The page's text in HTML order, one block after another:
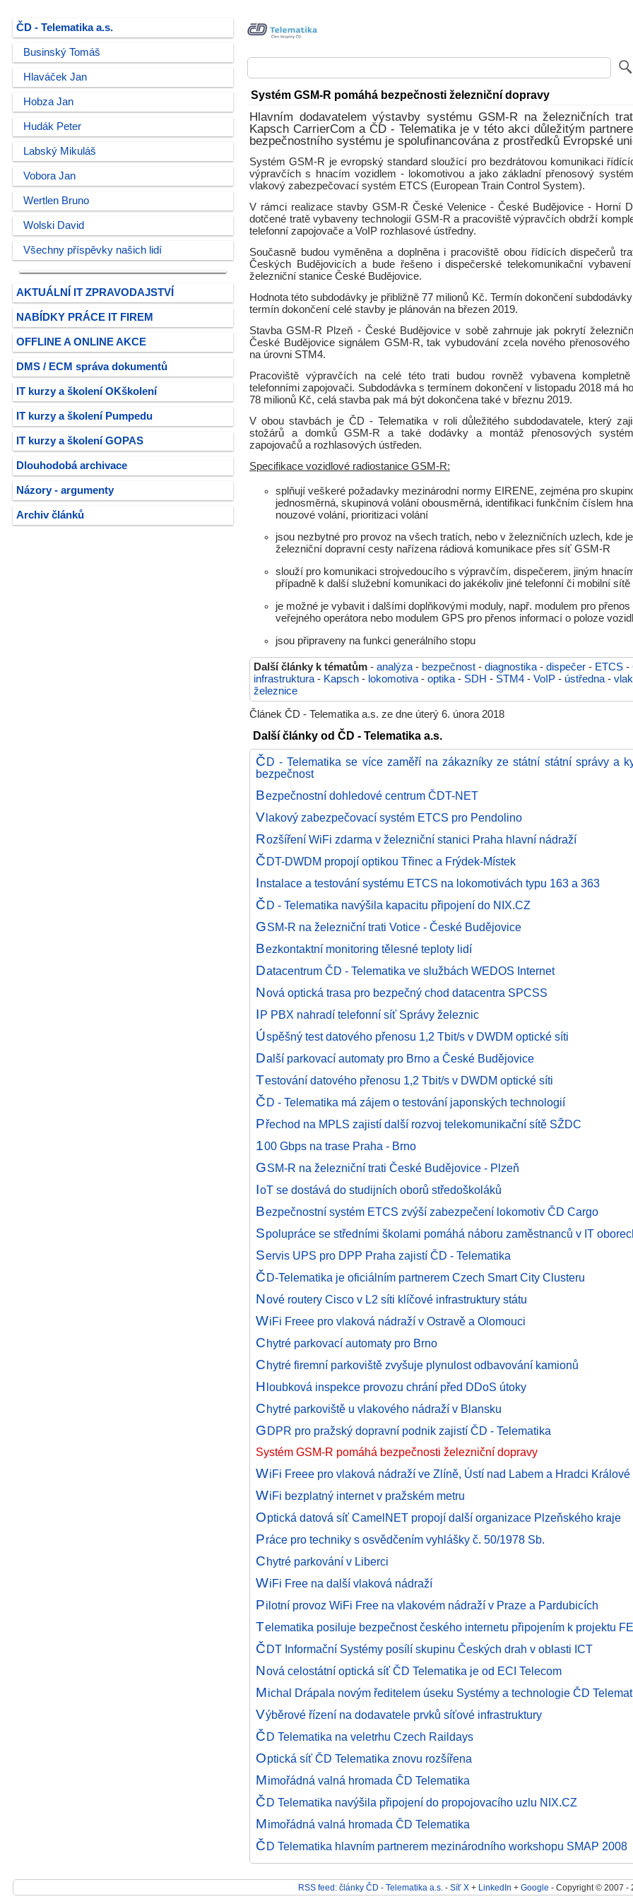
ČD - Telematika a.s.
Businský Tomáš
Hlaváček Jan
Hobza Jan
Hudák Peter
Labský Mikuláš
Vobora Jan
Wertlen Bruno
Wolski David
Všechny příspěvky našich lidí
AKTUÁLNÍ IT ZPRAVODAJSTVÍ
NABÍDKY PRÁCE IT FIREM
OFFLINE A ONLINE AKCE
DMS / ECM správa dokumentů
IT kurzy a školení OKškolení
IT kurzy a školení Pumpedu
IT kurzy a školení GOPAS
Dlouhodobá archivace
Názory - argumenty
Archiv článků
Systém GSM-R pomáhá bezpečnosti železniční dopravy
Hlavním dodavatelem výstavby systému GSM-R na železničních
Kapsch CarrierCom a ČD - Telematika je v této akci důležitým
bezpečnostního systému je spolufinancována z prostředků Evropské
Systém GSM-R je evropský standard sloužící pro bezdrátovou komunikaci
výpravčích s hnacím vozidlem - lokomotivou a jako základní přenosový
vlakový zabezpečovací systém ETCS (European Train Control System).
V rámci realizace stavby GSM-R České Velenice - České Budějovice - Horní
dotčené tratě vybaveny technologií GSM-R a pracoviště výpravčích obdrží
telefonní zapojovače a VoIP rozhlasové ústředny.
Současně budou vyměněna a doplněna i pracoviště obou řídících dispečerů
Českých Budějovicích a bude řešeno i dispečerské telekomunikační
železniční stanice České Budějovice.
Hodnota této subdodávky je přibližně 77 milionů Kč. Termín dokončení
termín dokončení celé stavby je plánován na březen 2019.
Stavba GSM-R Plzeň - České Budějovice v sobě zahrnuje jak pokrytí
České Budějovice signálem GSM-R, tak vybudování zcela nového
na úrovni STM4.
Pracoviště výpravčích na celé této trati budou rovněž vybavena
telefonními zapojovači. Subdodávka s termínem dokončení v listopadu 2018 má
78 milionů Kč, celá stavba pak má být dokončena také v březnu 2019.
V obou stavbách je ČD - Telematika v roli důležitého subdodavatele, který
stožárů a domků GSM-R a také dodávky a montáž přenosových
zapojovačů a rozhlasových ústředen.
Specifikace vozidlové radiostanice GSM-R:
splňují veškeré požadavky mezinárodní normy EIRENE, zejména pro
jednosměrná, skupinová volání obousměrná, identifikaci funkčním číslem
nouzové volání, prioritizaci volání
jsou nezbytné pro provoz na všech tratích, nebo v železničních uzlech, kde
železniční dopravní cesty nařízena rádiová komunikace přes síť GSM-R
slouží pro komunikaci strojvedoucího s výpravčím, dispečerem, jiným
případně k další služební komunikaci do jakékoliv jiné telefonní či mobilní sítě
je možné je vybavit i dalšími doplňkovými moduly, např. modulem pro přenos
veřejného operátora nebo modulem GPS pro přenos informací o poloze
jsou připraveny na funkci generálního stopu
Další články k tématům - analýza- bezpečnost - diagnostika- dispečer - ETCS -
infrastruktura- Kapsch - lokomotiva- optika- SDH - STM4 - VoIP - ústředna- vlak
železnice
Článek ČD - Telematika a.s. ze dne úterý 6. února 2018
Další články od ČD - Telematika a.s.
Č D - Telematika se více zaměří na zákazníky ze státní státní správy a
bezpečnost
Bezpečnostní dohledové centrum ČDT-NET
V lakový zabezpečovací systém ETCS pro Pendolino
Rozšíření WiFi zdarma v železniční stanici Praha hlavní nádraží
Č DT-DWDM propojí optikou Třinec a Frýdek-Místek
Instalace a testování systému ETCS na lokomotivách typu 163 a 363
Č D - Telematika navýšila kapacitu připojení do NIX.CZ
GSM-R na železniční trati Votice - České Budějovice
Bezkontaktní monitoring tělesné teploty lidí
Datacentrum ČD - Telematika ve službách WEDOS Internet
Nová optická trasa pro bezpečný chod datacentra SPCSS
I P PBX nahradí telefonní síť Správy železnic
Úspěšný test datového přenosu 1,2 Tbit/s v DWDM optické síti
Další parkovací automaty pro Brno a České Budějovice
Testování datového přenosu 1,2 Tbit/s v DWDM optické síti
Č D - Telematika má zájem o testování japonských technologií
Přechod na MPLS zajistí další rozvoj telekomunikační sítě SŽDC
100 Gbps na trase Praha - Brno
GSM-R na železniční trati České Budějovice - Plzeň
IoT se dostává do studijních oborů středoškoláků
Bezpečnostní systém ETCS zvýší zabezpečení lokomotiv ČD Cargo
Spolupráce se středními školami pomáhá náboru zaměstnanců v IT
Servis UPS pro DPP Praha zajistí ČD - Telematika
Č D-Telematika je oficiálním partnerem Czech Smart City Clusteru
Nové routery Cisco v L2 síti klíčové infrastruktury státu
WiFi Freee pro vlaková nádraží v Ostravě a Olomouci
C hytré parkovací automaty pro Brno
C hytré firemní parkoviště zvyšuje plynulost odbavování kamionů
H loubková inspekce provozu chrání před DDoS útoky
C hytré parkoviště u vlakového nádraží v Blansku
G DPR pro pražský dopravní podnik zajistí ČD - Telematika
Systém GSM-R pomáhá bezpečnosti železniční dopravy
WiFi Freee pro vlaková nádraží ve Zlíně, Ústí nad Labem a Hradci Králové
WiFi bezplatný internet v pražském metru
Optická datová síť CamelNET propojí další organizace Plzeňského kraje
Práce pro techniky s osvědčením vyhlášky č. 50/1978 Sb.
C hytré parkování v Liberci
WiFi Free na další vlaková nádraží
Pilotní provoz WiFi Free na vlakovém nádraží v Praze a Pardubicích
Telematika posiluje bezpečnost českého internetu připojením k projektu
Č DT Informační Systémy posílí skupinu Českých drah v oblasti ICT
Nová celostátní optická síť ČD Telematika je od ECI Telecom
Michal Drápala novým ředitelem úseku Systémy a technologie ČD
Výběrové řízení na dodavatele prvků síťové infrastruktury
Č D Telematika na veletrhu Czech Raildays
Optická síť ČD Telematika znovu rozšířena
Mimořádná valná hromada ČD Telematika
Č D Telematika navýšila připojení do propojovacího uzlu NIX.CZ
Mimořádná valná hromada ČD Telematika
Č D Telematika hlavním partnerem mezinárodního workshopu SMAP 2008
RSS feed: články ČD - Telematika a.s. - Síť X + LinkedIn + Google - Copyright © 2007 -